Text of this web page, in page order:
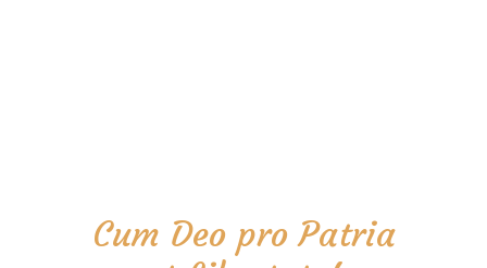
Cum Deo pro Patria